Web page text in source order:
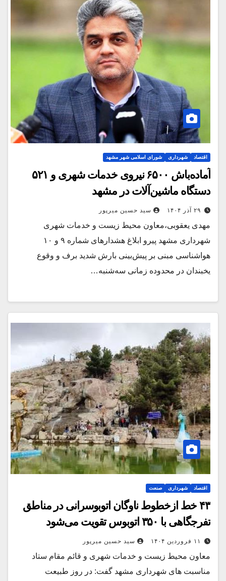
اقتصاد شهرداری شورای اسلامی شهر مشهد
آماده‌باش ۶۵۰۰ نیروی خدمات شهری و ۵۲۱
دستگاه ماشین‌آلات در مشهد
۲۹ آذر ۱۴۰۴ سید حسین میرپور
مهدی یعقوبی،معاون محیط زیست و خدمات شهری
شهرداری مشهد پیرو ابلاغ هشدارهای شماره ۹ و ۱۰
هواشناسی مبنی بر پیش‌بینی بارش شدید برف و وقوع
یخبندان در محدوده زمانی سه‌شنبه…
اقتصاد شهرداری صنعت
۴۳ خط ازخطوط ناوگان اتوبوسرانی در مناطق
تفرجگاهی با ۳۵۰ اتوبوس تقویت می‌شود
۱۱ فروردین ۱۴۰۴ سید حسین میرپور
معاون محیط زیست و خدمات شهری و قائم مقام ستاد
مناسبت های شهرداری مشهد گفت: در روز طبیعت